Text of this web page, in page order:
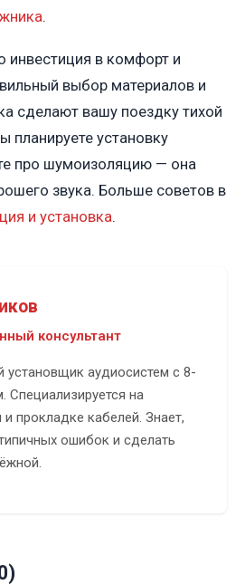
.
инвестиция в комфорт и
выбор материалов и
сделают вашу поездку тихой
планируете установку
про шумоизоляцию — она
звука. Больше советов в
и установка.
консультант
аудиосистем с 8-
Специализируется на
прокладке кабелей. Знает,
ошибок и сделать